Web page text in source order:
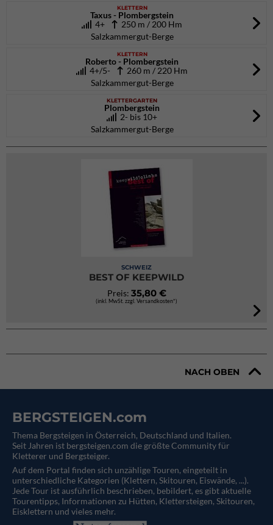
KLETTERN
Taxus - Plombergstein
4+
250 m / 200 Hm
Salzkammergut-Berge
KLETTERN
Roberto - Plombergstein
4+/5-
260 m / 220 Hm
Salzkammergut-Berge
KLETTERGARTEN
Plombergstein
2- bis 10+
Salzkammergut-Berge
SCHWEIZ
BEST OF KEEPWILD
Preis: 35,80 €
(inkl. MwSt. zzgl. Versandkosten*)
NACH OBEN
BERGSTEIGEN.com
Thema Bergsteigen in Österreich, Deutschland und Italien.
Seit Jahren ist bergsteigen.com die größte Community für
Kletterer und Bergsteiger.
Auf dem Portal finden sich unzählige Touren, eingeteilt in
unterschiedliche Kategorien (Klettern, Skitouren, Eiswände, ...).
Jede Tour ist ausführlich beschrieben, bebildert, es gibt aktuelle
Tourentipps, Informationen zu Hütten, Klettersteigen, Skitouren,
Eisklettern und vieles mehr.